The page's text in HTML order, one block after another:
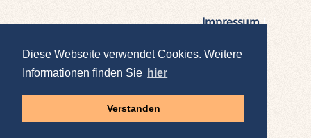
Diese Webseite verwendet Cookies. Weitere
Informationen finden Sie hier
Verstanden
Impressum|